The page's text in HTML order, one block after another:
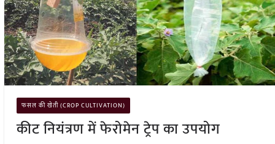
फसल की खेती (CROP CULTIVATION)
कीट नियंत्रण में फेरोमेन ट्रेप का उपयोग